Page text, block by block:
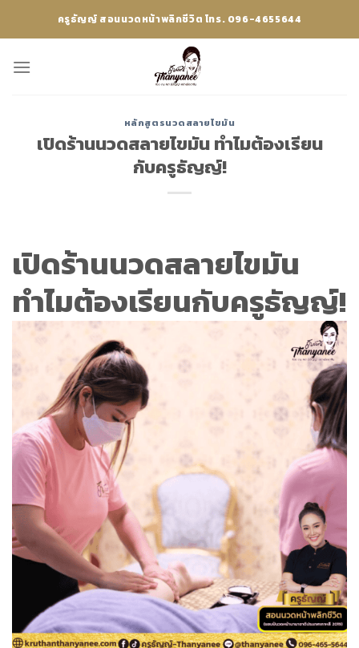
ครูธัญญ์ สอนนวดหน้าพลิกชีวิต โทร. 096-4655644
หลักสูตรนวดสลายไขมัน
เปิดร้านนวดสลายไขมัน ทำไมต้องเรียน
กับครูธัญญ์!
เปิดร้านนวดสลายไขมัน
ทำไมต้องเรียนกับครูธัญญ์!